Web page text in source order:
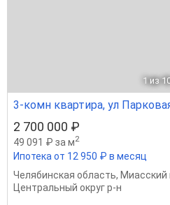
1 из
3-комн квартира, ул
2 700 000 ₽
49 091 ₽ за м2
Ипотека от 12 950 ₽ в месяц
Челябинская область, Миасский
Центральный округ р-н